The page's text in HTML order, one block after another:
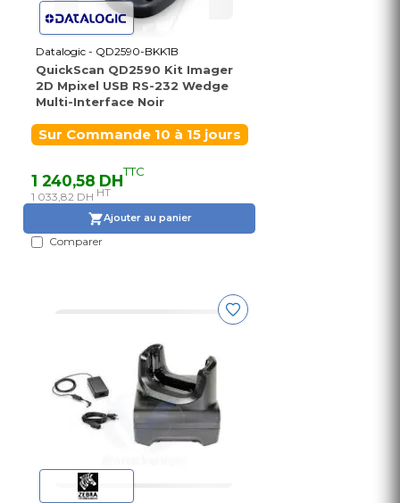
Datalogic - QD2590-BKK1B
QuickScan QD2590 Kit Imager
2D Mpixel USB RS-232 Wedge
Multi-Interface Noir
Sur Commande 10 à 15 jours
1 240,58 DHTTC
1 033,82 DH HT
Ajouter au panier
Comparer